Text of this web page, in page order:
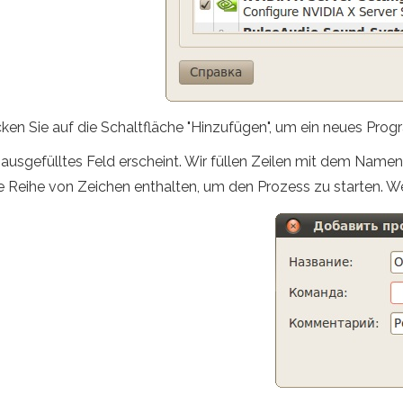
Sie auf die Schaltfläche "Hinzufügen", um ein neues
ausgefülltes Feld erscheint. Wir füllen Zeilen mit dem
Reihe von Zeichen enthalten, um den Prozess zu starten.